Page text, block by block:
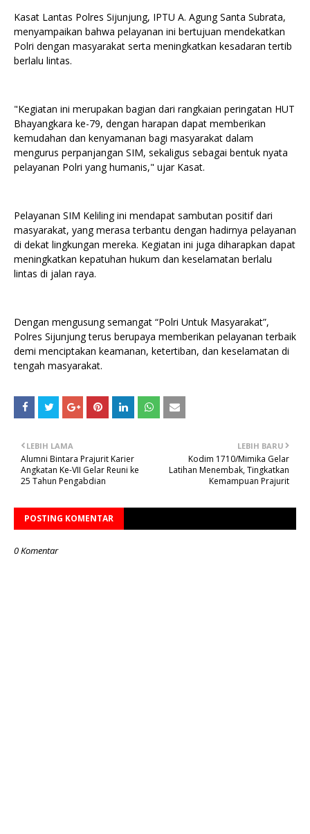
Kasat Lantas Polres Sijunjung, IPTU A. Agung Santa Subrata,
menyampaikan bahwa pelayanan ini bertujuan mendekatkan
Polri dengan masyarakat serta meningkatkan kesadaran tertib
berlalu lintas.
"Kegiatan ini merupakan bagian dari rangkaian peringatan HUT
Bhayangkara ke-79, dengan harapan dapat memberikan
kemudahan dan kenyamanan bagi masyarakat dalam
mengurus perpanjangan SIM, sekaligus sebagai bentuk nyata
pelayanan Polri yang humanis," ujar Kasat.
Pelayanan SIM Keliling ini mendapat sambutan positif dari
masyarakat, yang merasa terbantu dengan hadirnya pelayanan
di dekat lingkungan mereka. Kegiatan ini juga diharapkan dapat
meningkatkan kepatuhan hukum dan keselamatan berlalu
lintas di jalan raya.
Dengan mengusung semangat “Polri Untuk Masyarakat”,
Polres Sijunjung terus berupaya memberikan pelayanan terbaik
demi menciptakan keamanan, ketertiban, dan keselamatan di
tengah masyarakat.
LEBIH BARU
Kodim 1710/Mimika Gelar
Latihan Menembak, Tingkatkan
Kemampuan Prajurit
LEBIH LAMA
Alumni Bintara Prajurit Karier
Angkatan Ke-VII Gelar Reuni ke
25 Tahun Pengabdian
POSTING KOMENTAR
0 Komentar